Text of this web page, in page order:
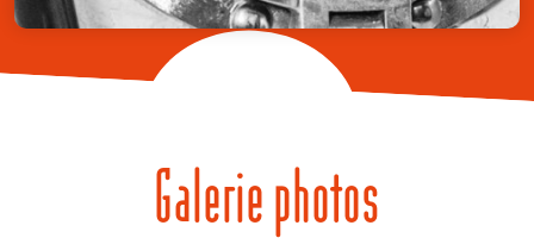
Galerie photos